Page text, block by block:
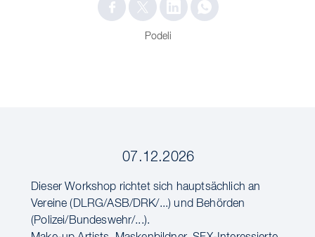
Podeli
07.12.2026
Dieser Workshop richtet sich hauptsächlich an
Vereine (DLRG/ASB/DRK/...) und Behörden
(Polizei/Bundeswehr/...).